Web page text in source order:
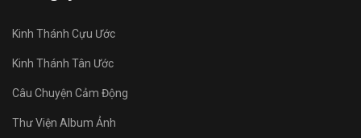
Kinh Thánh Cựu Ước
Kinh Thánh Tân Ước
Câu Chuyện Cảm Động
Thư Viện Album Ảnh